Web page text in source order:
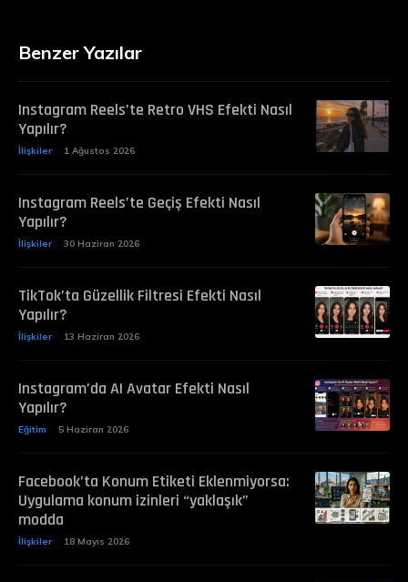
Benzer Yazılar
Instagram Reels’te Retro VHS Efekti Nasıl
Yapılır?
İlişkiler 1 Ağustos 2026
Instagram Reels’te Geçiş Efekti Nasıl
Yapılır?
İlişkiler 30 Haziran 2026
TikTok’ta Güzellik Filtresi Efekti Nasıl
Yapılır?
İlişkiler 13 Haziran 2026
Instagram’da AI Avatar Efekti Nasıl
Yapılır?
Eğitim 5 Haziran 2026
Facebook’ta Konum Etiketi Eklenmiyorsa:
Uygulama konum izinleri “yaklaşık”
modda
İlişkiler 18 Mayıs 2026